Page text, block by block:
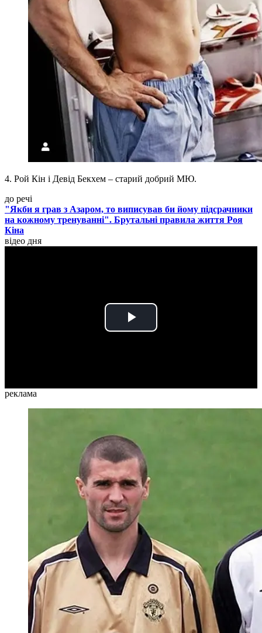
4. Рой Кін і Девід Бекхем – старий добрий МЮ.
до речі
"Якби я грав з Азаром, то виписував би йому підсрачники
на кожному тренуванні". Брутальні правила життя Роя
Кіна
відео дня
Play
реклама